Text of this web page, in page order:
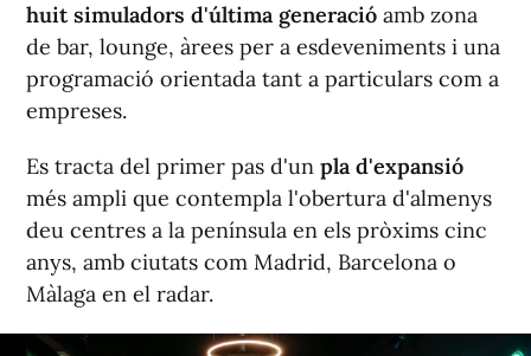
huit simuladors d'última generació amb zona
de bar, lounge, àrees per a esdeveniments i una
programació orientada tant a particulars com a
empreses.
Es tracta del primer pas d'un pla d'expansió
més ampli que contempla l'obertura d'almenys
deu centres a la península en els pròxims cinc
anys, amb ciutats com Madrid, Barcelona o
Màlaga en el radar.